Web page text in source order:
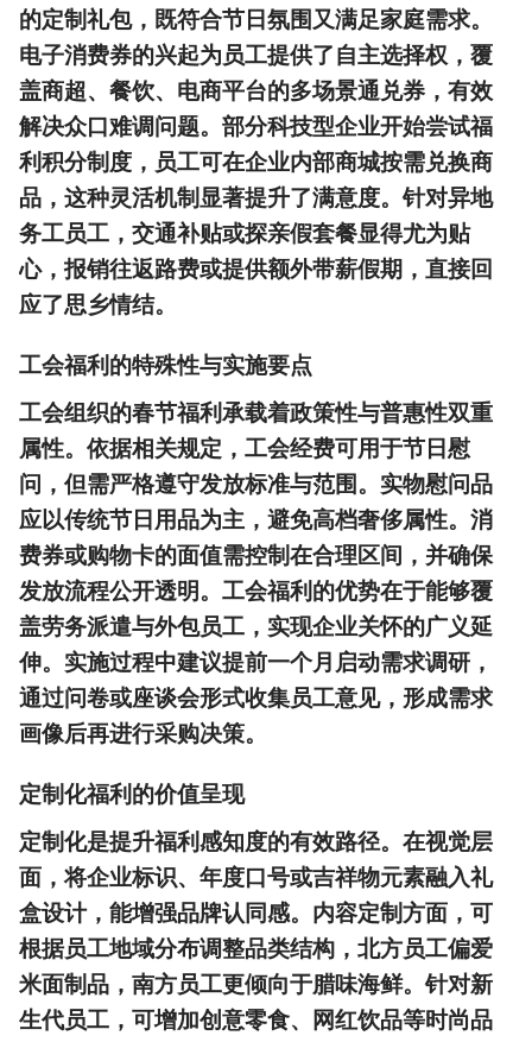
的定制礼包，既符合节日氛围又满足家庭需求。
电子消费券的兴起为员工提供了自主选择权，覆
盖商超、餐饮、电商平台的多场景通兑券，有效
解决众口难调问题。部分科技型企业开始尝试福
利积分制度，员工可在企业内部商城按需兑换商
品，这种灵活机制显著提升了满意度。针对异地
务工员工，交通补贴或探亲假套餐显得尤为贴
心，报销往返路费或提供额外带薪假期，直接回
应了思乡情结。
工会福利的特殊性与实施要点
工会组织的春节福利承载着政策性与普惠性双重
属性。依据相关规定，工会经费可用于节日慰
问，但需严格遵守发放标准与范围。实物慰问品
应以传统节日用品为主，避免高档奢侈属性。消
费券或购物卡的面值需控制在合理区间，并确保
发放流程公开透明。工会福利的优势在于能够覆
盖劳务派遣与外包员工，实现企业关怀的广义延
伸。实施过程中建议提前一个月启动需求调研，
通过问卷或座谈会形式收集员工意见，形成需求
画像后再进行采购决策。
定制化福利的价值呈现
定制化是提升福利感知度的有效路径。在视觉层
面，将企业标识、年度口号或吉祥物元素融入礼
盒设计，能增强品牌认同感。内容定制方面，可
根据员工地域分布调整品类结构，北方员工偏爱
米面制品，南方员工更倾向于腊味海鲜。针对新
生代员工，可增加创意零食、网红饮品等时尚品